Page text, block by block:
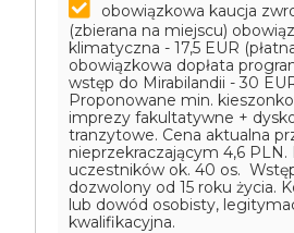
obowiązkowa kaucja
(zbierana na miejscu)
klimatyczna - 17,5 EUR
obowiązkowa dopłata
wstęp do Mirabilandii - 30
Proponowane min.
imprezy fakultatywne +
tranzytowe. Cena aktualna
nieprzekraczającym 4,6 PLN.
uczestników ok. 40 os.
dozwolony od 15 roku życia.
lub dowód osobisty,
kwalifikacyjna.